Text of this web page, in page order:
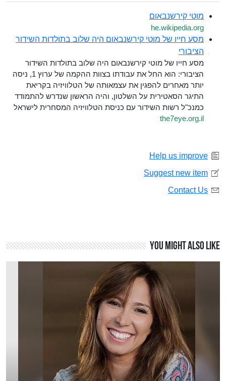
מוטי קירשנבאום
he.wikipedia.org
מסע חייו של מוטי קירשנבאום היה שלוב בתולדות השידור
הציבורי
מסע חייו של מוטי קירשנבאום היה שלוב בתולדות השידור
הציבורי: הוא החל את עבודתו בצוות ההקמה של ערוץ 1, ניסה
יותר מאחרים להפגין את עצמאותה של הטלוויזיה בקריאת
התיגר הסאטירית על השלטון, והיה הראשון שנדרש להתמודד
כמנכ"ל רשות השידור עם כניסת הטלוויזיה המסחרית לישראל
the7eye.org.il
Help us improve
Suggest new item
Contact Us
You might also like